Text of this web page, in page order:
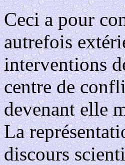
Ceci a pour
autrefois
interventions
centre de
devenant elle
La
discours